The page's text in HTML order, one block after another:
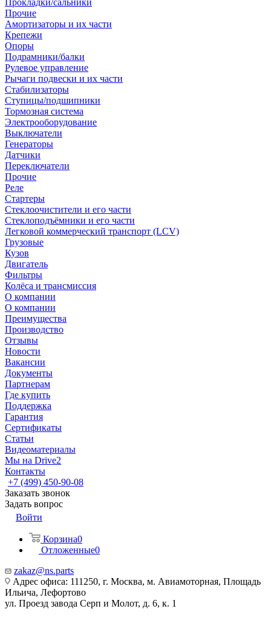
Прокладки/сальники
Прочие
Амортизаторы и их части
Крепежи
Опоры
Подрамники/балки
Рулевое управление
Рычаги подвески и их части
Стабилизаторы
Ступицы/подшипники
Тормозная система
Электрооборудование
Выключатели
Генераторы
Датчики
Переключатели
Прочие
Реле
Стартеры
Стеклоочистители и его части
Стеклоподъёмники и его части
Легковой коммерческий транспорт (LCV)
Грузовые
Кузов
Двигатель
Фильтры
Колёса и трансмиссия
О компании
О компании
Преимущества
Производство
Отзывы
Новости
Вакансии
Документы
Партнерам
Где купить
Поддержка
Гарантия
Сертификаты
Статьи
Видеоматериалы
Мы на Drive2
Контакты
+7 (499) 450-90-08
Заказать звонок
Задать вопрос
Войти
Корзина0
Отложенные0
zakaz@ns.parts
Адрес офиса: 111250, г. Москва, м. Авиамоторная, Площадь
Ильича, Лефортово
ул. Проезд завода Серп и Молот, д. 6, к. 1